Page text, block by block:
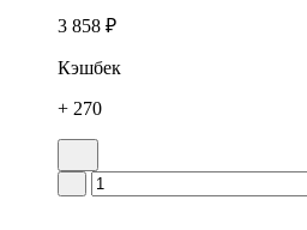
3 858 ₽
Кэшбек
+ 270